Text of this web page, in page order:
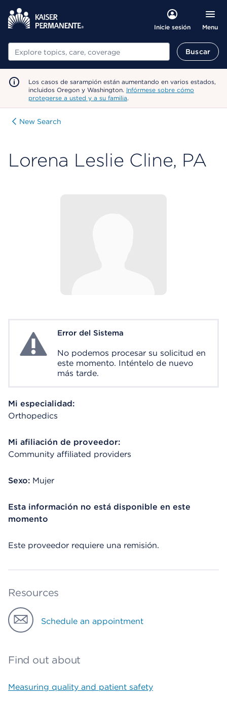
Inicie sesión Menu
Buscar Buscar
Los casos de sarampión están aumentando en varios estados,
incluidos Oregon y Washington. Infórmese sobre cómo
protegerse a usted y a su familia.
New Search
Lorena Leslie Cline, PA
System ErrorError del Sistema
No podemos procesar su solicitud en
este momento. Inténtelo de nuevo
más tarde.
Mi especialidad:
Orthopedics
Mi afiliación de proveedor:
Community affiliated providers
Sexo: Mujer
Esta información no está disponible en este
momento
Este proveedor requiere una remisión.
Resources
Schedule an appointment
Find out about
Measuring quality and patient safety